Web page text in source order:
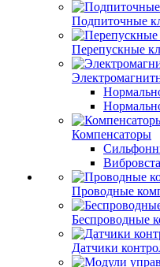
Подпиточные
Перепускные
Компенсаторы
Проводные
Беспроводные
Датчики